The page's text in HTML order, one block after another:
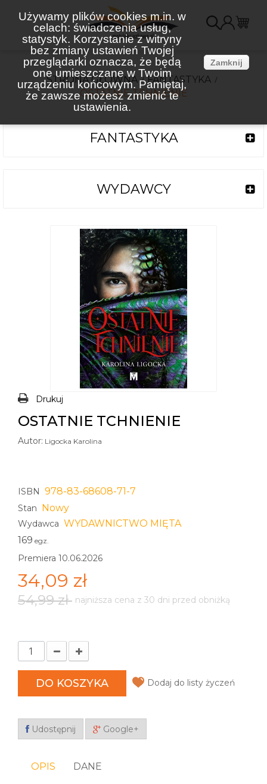
Używamy plików cookies m.in. w
celach: świadczenia usług,
statystyk. Korzystanie z witryny
bez zmiany ustawień Twojej
przeglądarki oznacza, że będą
one umieszczane w Twoim
urządzeniu końcowym. Pamiętaj,
że zawsze możesz zmienić te
ustawienia.
Zamknij
STRONA GŁÓWNA
FANTASTYKA
OSTATNIE TCHNIENIE
FANTASTYKA
WYDAWCY
Drukuj
OSTATNIE TCHNIENIE
Autor: Ligocka Karolina
ISBN 978-83-68608-71-7
Stan Nowy
Wydawca WYDAWNICTWO MIĘTA
169 egz.
Premiera 10.06.2026
34,09 zł
54,99 zł najniższa cena z 30 dni przed obniżką
DO KOSZYKA Dodaj do listy życzeń
Udostępnij Google+
OPIS DANE